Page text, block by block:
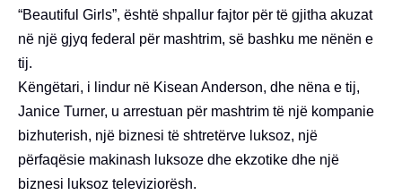
“Beautiful Girls”, është shpallur fajtor për të gjitha akuzat
në një gjyq federal për mashtrim, së bashku me nënën e
tij.
Këngëtari, i lindur në Kisean Anderson, dhe nëna e tij,
Janice Turner, u arrestuan për mashtrim të një kompanie
bizhuterish, një biznesi të shtretërve luksoz, një
përfaqësie makinash luksoze dhe ekzotike dhe një
biznesi luksoz televiziorësh.